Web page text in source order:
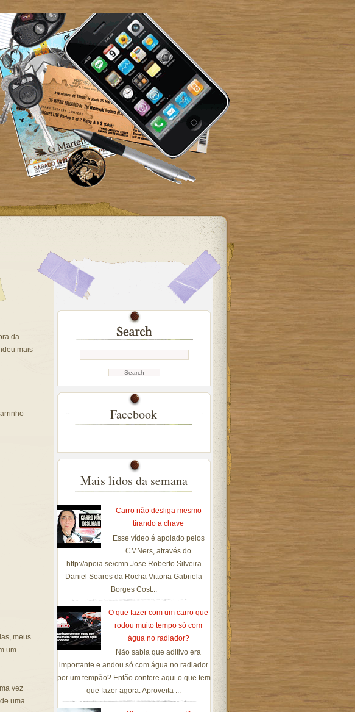
da
mais
meus
um
vez
uma
Facebook
Mais lidos da semana
Carro não desliga mesmo
tirando a chave
Esse vídeo é apoiado pelos
CMNers, através do
http://apoia.se/cmn Jose Roberto Silveira
Daniel Soares da Rocha Vittoria Gabriela
Borges Cost...
O que fazer com um carro que
rodou muito tempo só com
água no radiador?
Não sabia que aditivo era
importante e andou só com água no radiador
por um tempão? Então confere aqui o que tem
que fazer agora. Aproveita ...